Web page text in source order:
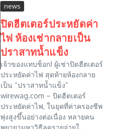
news
ปิดฮีตเตอร์ประหยัดค่า
ไฟ ห้องเช่ากลายเป็น
ปราสาทน้ำแข็ง
เจ้าของแทบช็อก! ผู้เช่าปิดฮีตเตอร์
ประหยัดค่าไฟ สุดท้ายห้องกลาย
เป็น “ปราสาทน้ำแข็ง”
wirewag.com – ปิดฮีตเตอร์
ประหยัดค่าไฟ, ในยุคที่ค่าครองชีพ
พุ่งสูงขึ้นอย่างต่อเนื่อง หลายคน
พยายามหาวิธีลดรายจ่ายใ...